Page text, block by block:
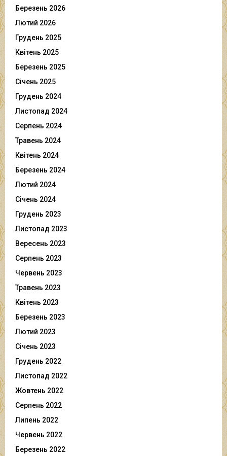
Березень 2026
Лютий 2026
Грудень 2025
Квітень 2025
Березень 2025
Січень 2025
Грудень 2024
Листопад 2024
Серпень 2024
Травень 2024
Квітень 2024
Березень 2024
Лютий 2024
Січень 2024
Грудень 2023
Листопад 2023
Вересень 2023
Серпень 2023
Червень 2023
Травень 2023
Квітень 2023
Березень 2023
Лютий 2023
Січень 2023
Грудень 2022
Листопад 2022
Жовтень 2022
Серпень 2022
Липень 2022
Червень 2022
Березень 2022